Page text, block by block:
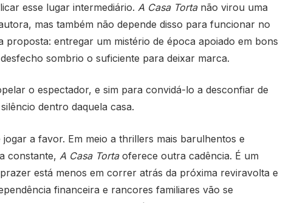
esse lugar intermediário. A Casa Tortanão virou uma
mas também não depende disso para funcionar no
entregar um mistério de época apoiado em bons
sombrio o suficiente para deixar marca.
o espectador, e sim para convidá-lo a desconfiar de
dentro daquela casa.
a favor. Em meio a thrillers mais barulhentos e
constante, A Casa Tortaoferece outra cadência. É um
está menos em correr atrás da próxima reviravolta e
financeira e rancores familiares vão se